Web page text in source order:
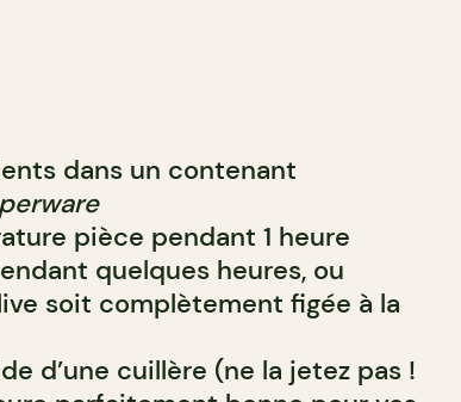
dans un contenant
pièce pendant 1 heure
quelques heures, ou
soit complètement figée à la
d’une cuillère (ne la jetez pas !